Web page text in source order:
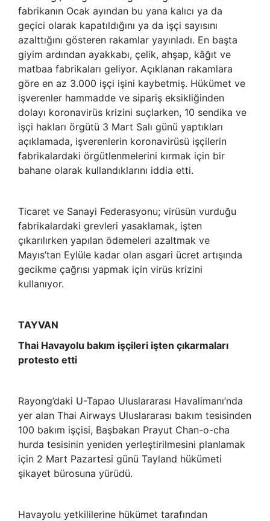
fabrikanın Ocak ayından bu yana kalıcı ya da
geçici olarak kapatıldığını ya da işçi sayısını
azalttığını gösteren rakamlar yayınladı. En başta
giyim ardından ayakkabı, çelik, ahşap, kâğıt ve
matbaa fabrikaları geliyor. Açıklanan rakamlara
göre en az 3.000 işçi işini kaybetmiş. Hükümet ve
işverenler hammadde ve sipariş eksikliğinden
dolayı koronavirüs krizini suçlarken, 10 sendika ve
işçi hakları örgütü 3 Mart Salı günü yaptıkları
açıklamada, işverenlerin koronavirüsü işçilerin
fabrikalardaki örgütlenmelerini kırmak için bir
bahane olarak kullandıklarını iddia etti.
Ticaret ve Sanayi Federasyonu; virüsün vurduğu
fabrikalardaki grevleri yasaklamak, işten
çıkarılırken yapılan ödemeleri azaltmak ve
Mayıs’tan Eylüle kadar olan asgari ücret artışında
gecikme çağrısı yapmak için virüs krizini
kullanıyor.
TAYVAN
Thai Havayolu bakım işçileri işten çıkarmaları
protesto etti
Rayong’daki U-Tapao Uluslararası Havalimanı’nda
yer alan Thai Airways Uluslararası bakım tesisinden
100 bakım işçisi, Başbakan Prayut Chan-o-cha
hurda tesisinin yeniden yerleştirilmesini planlamak
için 2 Mart Pazartesi günü Tayland hükümeti
şikayet bürosuna yürüdü.
Havayolu yetkililerine hükümet tarafından